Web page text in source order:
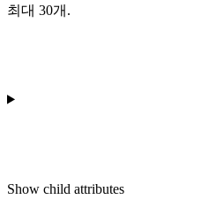
최대 30개.
Show child attributes